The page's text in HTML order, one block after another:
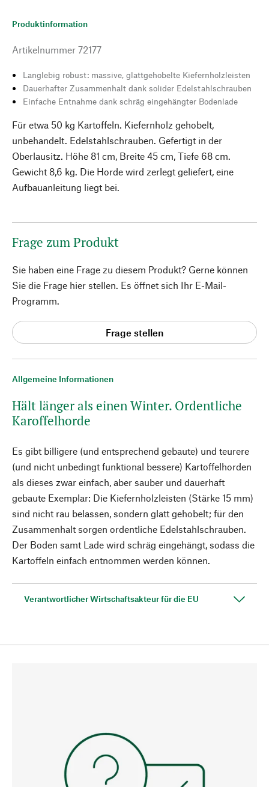
Allgemeine Informationen
Hält länger als einen Winter. Ordentliche
Karoffelhorde
Es gibt billigere (und entsprechend gebaute) und teurere
(und nicht unbedingt funktional bessere) Kartoffelhorden
als dieses zwar einfach, aber sauber und dauerhaft
gebaute Exemplar: Die Kiefernholzleisten (Stärke 15 mm)
sind nicht rau belassen, sondern glatt gehobelt; für den
Zusammenhalt sorgen ordentliche Edelstahlschrauben.
Der Boden samt Lade wird schräg eingehängt, sodass die
Kartoffeln einfach entnommen werden können.
Verantwortlicher Wirtschaftsakteur für die EU
Produktinformation
Artikelnummer 72177
Langlebig robust: massive, glattgehobelte Kiefernholzleisten
Dauerhafter Zusammenhalt dank solider Edelstahlschrauben
Einfache Entnahme dank schräg eingehängter Bodenlade
Für etwa 50 kg Kartoffeln. Kiefernholz gehobelt,
unbehandelt. Edelstahlschrauben. Gefertigt in der
Oberlausitz. Höhe 81 cm, Breite 45 cm, Tiefe 68 cm.
Gewicht 8,6 kg. Die Horde wird zerlegt geliefert, eine
Aufbauanleitung liegt bei.
Frage zum Produkt
Sie haben eine Frage zu diesem Produkt? Gerne können
Sie die Frage hier stellen. Es öffnet sich Ihr E-Mail-
Programm.
Frage stellen